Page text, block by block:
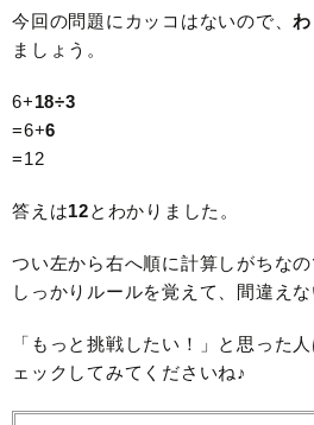
今回の問題にカッコはないので、
ましょう。
6+18÷3
=6+6
=12
答えは12とわかりました。
つい左から右へ順に計算しがちなの
しっかりルールを覚えて、間違え
「もっと挑戦したい！」と思った
ェックしてみてくださいね♪